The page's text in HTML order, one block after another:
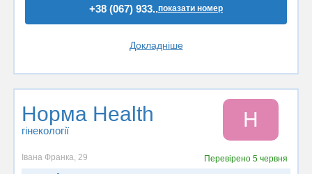
+38 (067) 933..показати номер
Докладніше
Норма Health
гінекології Н
Івана Франка, 29 Перевірено 5 червня